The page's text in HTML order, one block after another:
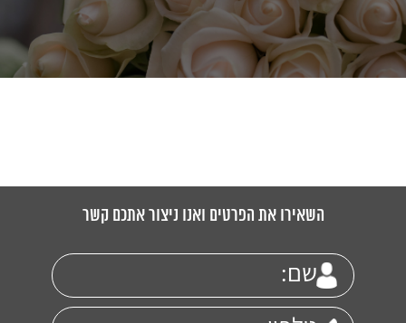
השאירו את הפרטים ואנו ניצור אתכם קשר